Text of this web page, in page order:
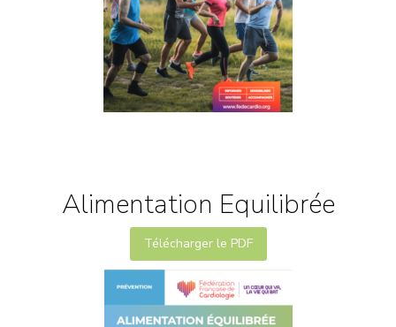
Alimentation Equilibrée
Télécharger le PDF